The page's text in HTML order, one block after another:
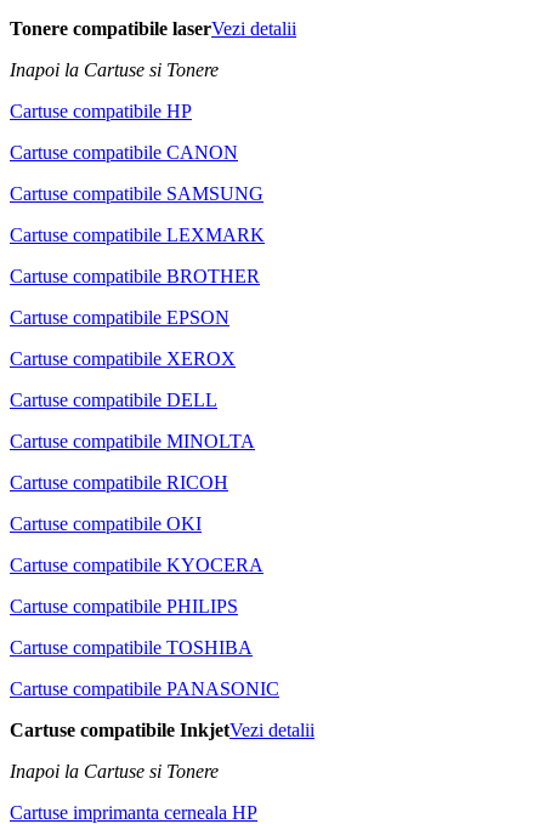
Tonere compatibile laserVezi detalii
Inapoi la Cartuse si Tonere
Cartuse compatibile HP
Cartuse compatibile CANON
Cartuse compatibile SAMSUNG
Cartuse compatibile LEXMARK
Cartuse compatibile BROTHER
Cartuse compatibile EPSON
Cartuse compatibile XEROX
Cartuse compatibile DELL
Cartuse compatibile MINOLTA
Cartuse compatibile RICOH
Cartuse compatibile OKI
Cartuse compatibile KYOCERA
Cartuse compatibile PHILIPS
Cartuse compatibile TOSHIBA
Cartuse compatibile PANASONIC
Cartuse compatibile InkjetVezi detalii
Inapoi la Cartuse si Tonere
Cartuse imprimanta cerneala HP